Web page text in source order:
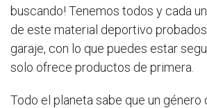
buscando! Tenemos todos y cada
de este material deportivo
garaje, con lo que puedes estar
solo ofrece productos de primera.
Todo el planeta sabe que un género